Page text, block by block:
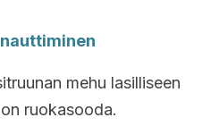
mehu lasilliseen
ruokasooda.